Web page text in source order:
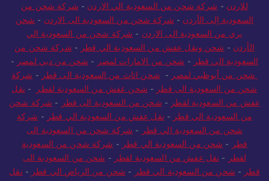
للاردن - شحن اثاث من السعودية الي الاردن- شحن من السعودية
للاردن -شركة شحن من السعودية الي الاردن -شركة شحن من
السعودية إلى الأردن-شركة شحن من السعودية الى الاردن-شحن
بري من السعودية الى الاردن- شركة شحن من السعودية الي
الأردن - شحن ونقل عفش من السعودية الي قطر -شركة شحن من
السعودية الي قطر
- شحن من الامارات لمصر - شحن من دبي لمصر-
شحن من أبوظبي لمصر- شحن اثاث من السعودية الى قطر
شركة
شحن من السعودية الى قطر - شحن عفش من السعودية لقطر-نقل
عفش من السعودية لقطر -شحن من السعودية الى قطر-شركة شحن
من السعودية الي قطر - نقل عفش من السعودية الي قطر - شركة
شحن من السعودية الي قطر
-شركة شحن من السعودية الى
قطر
-شحن من السعودية الي قطر-
شركة شحن من السعودية
لقطر - نقل عفش من السعودية لقطر-
شحن من السعودية الى